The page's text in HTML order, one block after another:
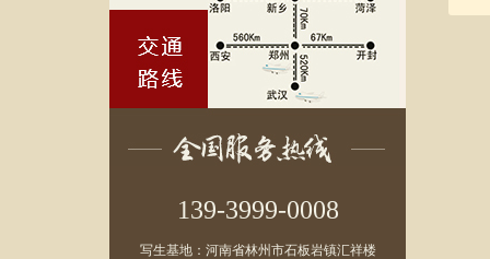
139-3999-0008
写生基地：河南省林州市石板岩镇汇祥楼